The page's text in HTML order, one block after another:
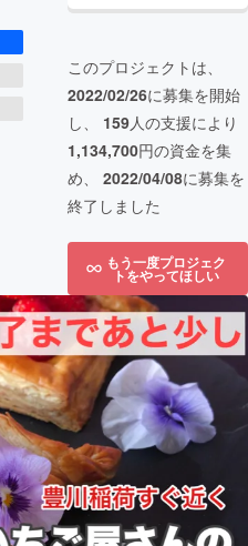
このプロジェクトは、
2022/02/26に募集を開始
し、 159人の支援により
1,134,700円の資金を集
め、 2022/04/08に募集を
終了しました
もう一度プロジェク
トをやってほしい